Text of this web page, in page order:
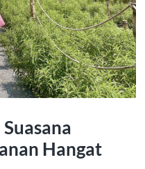
Hangat